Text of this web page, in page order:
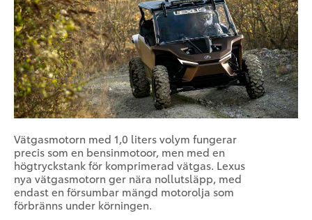
Vätgasmotorn med 1,0 liters volym fungerar
precis som en bensinmotoor, men med en
högtryckstank för komprimerad vätgas. Lexus
nya vätgasmotorn ger nära nollutsläpp, med
endast en försumbar mängd motorolja som
förbränns under körningen.